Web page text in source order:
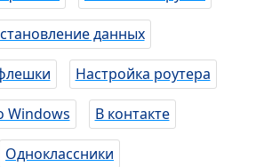
данных
Настройка роутера
Windows В контакте
Одноклассники